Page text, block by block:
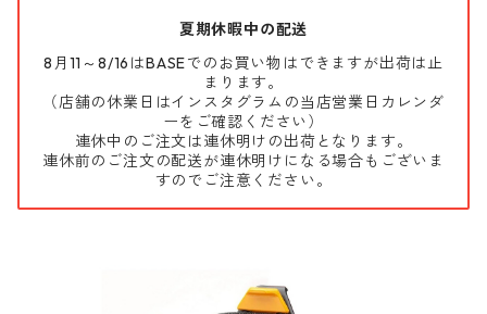
夏期休暇中の配送
8月11～8/16はBASEでのお買い物はできますが出荷は止
まります。
（店舗の休業日はインスタグラムの当店営業日カレンダ
ーをご確認ください）
連休中のご注文は連休明けの出荷となります。
連休前のご注文の配送が連休明けになる場合もございま
すのでご注意ください。